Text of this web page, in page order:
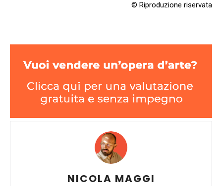
© Riproduzione riservata
NICOLA MAGGI